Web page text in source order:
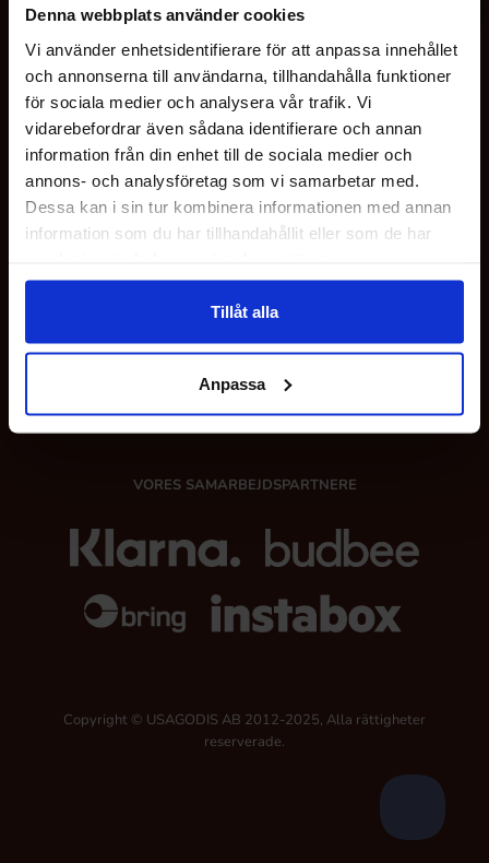
Denna webbplats använder cookies
Vi använder enhetsidentifierare för att anpassa innehållet
och annonserna till användarna, tillhandahålla funktioner
för sociala medier och analysera vår trafik. Vi
vidarebefordrar även sådana identifierare och annan
information från din enhet till de sociala medier och
annons- och analysföretag som vi samarbetar med.
Dessa kan i sin tur kombinera informationen med annan
information som du har tillhandahållit eller som de har
Tillåt alla
Anpassa
OM OS
KUNDESERVICE
HER FINDER DU OS
FØLG OS
VORES SAMARBEJDSPARTNERE
Copyright © USAGODIS AB 2012-2025, Alla rättigheter
reserverade.